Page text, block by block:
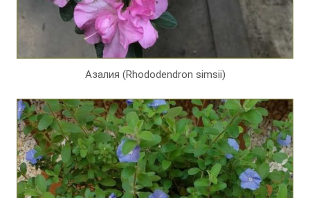
Азалия (Rhododendron simsii)